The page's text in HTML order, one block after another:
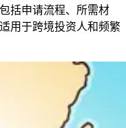
括申请流程、所需材
用于跨境投资人和频繁